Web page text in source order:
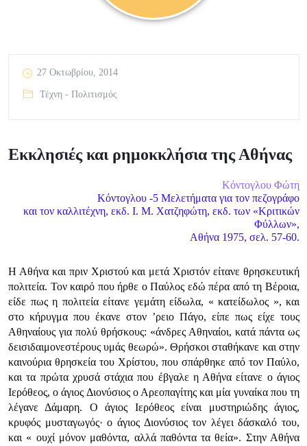
27 Οκτωβρίου, 2014
Τέχνη - Πολιτισμός
Εκκλησιές και ρημοκκλήσια της Αθήνας
Κόντογλου Φώτη
Κόντογλου -5 Μελετήματα για τον πεζογράφο
και τον καλλιτέχνη, εκδ. Ι. Μ. Χατζηφώτη, εκδ. των «Κριτικών
Φύλλων»,
Αθήνα 1975, σελ. 57-60.
Η Αθήνα και πριν Χριστού και μετά Χριστόν είτανε θρησκευτική
πολιτεία. Τον καιρό που ήρθε ο Παύλος εδώ πέρα από τη Βέροια,
είδε πως η πολιτεία είτανε γεμάτη είδωλα, « κατείδωλος », και
στο κήρυγμα που έκανε στον ’ρειο Πάγο, είπε πως είχε τους
Αθηναίους για πολύ θρήσκους: «άνδρες Αθηναίοι, κατά πάντα ως
δεισιδαιμονεστέρους υμάς θεωρώ». Θρήσκοι σταθήκανε και στην
καινούρια θρησκεία του Χρίστου, που σπάρθηκε από τον Παύλο,
και τα πρώτα χρυσά στάχια που έβγαλε η Αθήνα είτανε ο άγιος
Ιερόθεος, ο άγιος Διονύσιος ο Αρεοπαγίτης και μία γυναίκα που τη
λέγανε Δάμαρη. Ο άγιος Ιερόθεος είναι μυστηριώδης άγιος,
κρυφός μυσταγωγός· ο άγιος Διονύσιος τον λέγει δάσκαλό του,
και « ουχί μόνον μαθόντα, αλλά παθόντα τα θεία». Στην Αθήνα